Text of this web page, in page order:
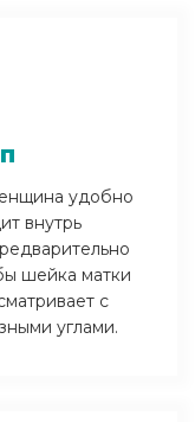
удобно
внутрь
шейка матки
с
углами.